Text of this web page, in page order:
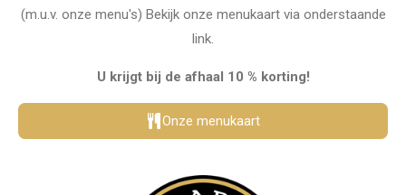
(m.u.v. onze menu's) Bekijk onze menukaart via onderstaande
link.
U krijgt bij de afhaal 10 % korting!
Onze menukaart